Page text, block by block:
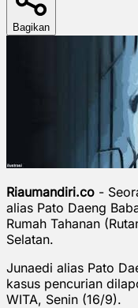
Bagikan
Riaumandiri.co -
alias Pato Daeng
Rumah Tahanan
Selatan.
Junaedi alias Pato
kasus pencurian
WITA, Senin (16/9).